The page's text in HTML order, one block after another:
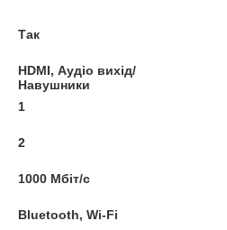
Так
HDMI, Аудіо вихід/
Навушники
1
2
1000 Мбіт/с
Bluetooth, Wi-Fi